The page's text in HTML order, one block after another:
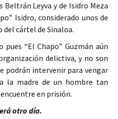
Leyva y de Isidro Meza
Isidro, considerado unos de
del cártel de Sinaloa.
“El Chapo” Guzmán aún
delictiva, y no son
podrán intervenir para vengar
la madre de un hombre tan
en prisión.
otro día.